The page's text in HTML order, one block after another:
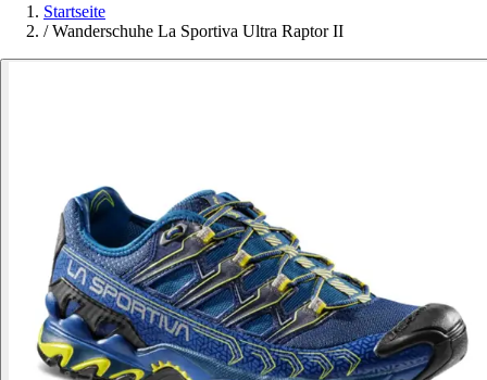
Startseite
/ Wanderschuhe La Sportiva Ultra Raptor II